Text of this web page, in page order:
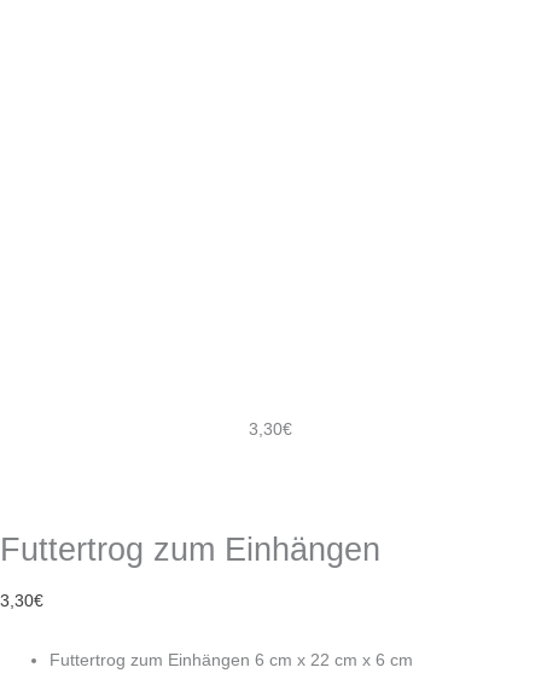
3,30€
Futtertrog zum Einhängen
3,30€
Futtertrog zum Einhängen 6 cm x 22 cm x 6 cm